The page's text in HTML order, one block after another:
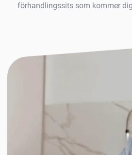
förhandlingssits som kommer